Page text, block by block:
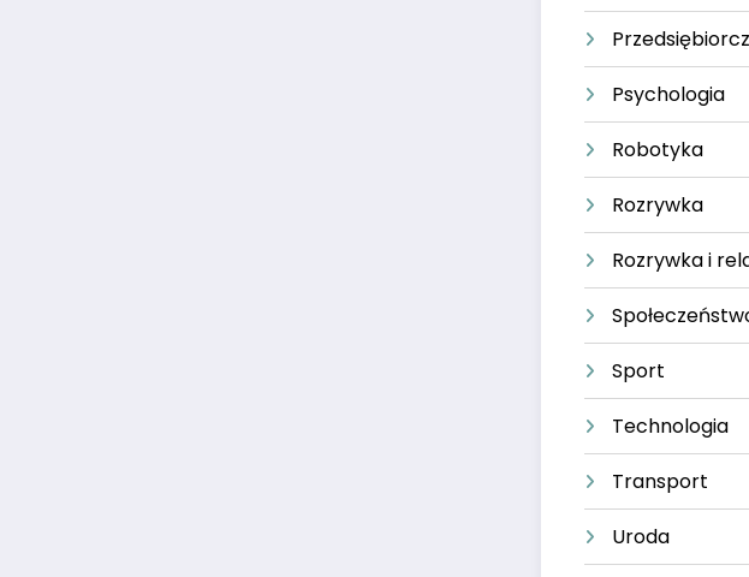
Psychologia
Robotyka
Rozrywka
Rozrywka i
Sport
Technologia
Transport
Uroda